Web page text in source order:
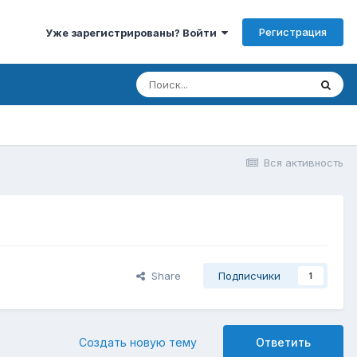
Уже зарегистрированы? Войти Регистрация
Вся активность
Share Подписчики 1
Ответить
Создать новую тему